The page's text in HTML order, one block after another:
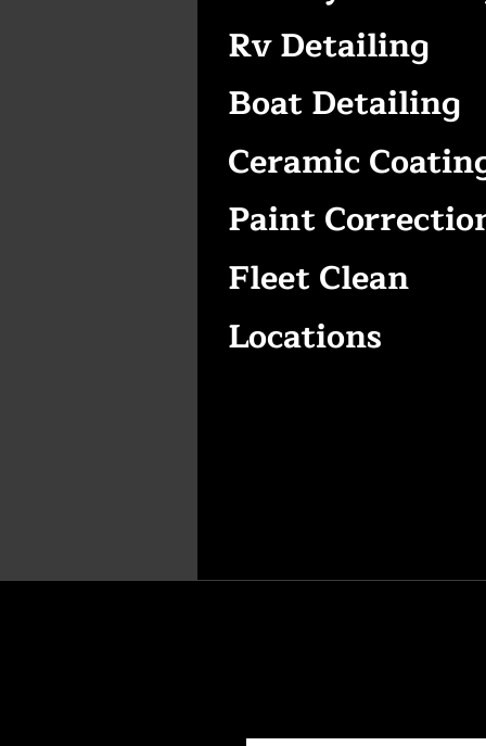
Rv Detailing
Boat Detailing
Ceramic
Paint
Fleet Clean
Locations